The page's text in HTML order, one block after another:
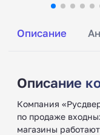
Описание
Описание
Компания
по продаже
магазины